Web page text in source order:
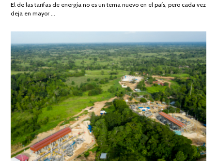
DE
El de las tarifas de energía no es un tema nuevo en el país, pero cada vez
deja en mayor …